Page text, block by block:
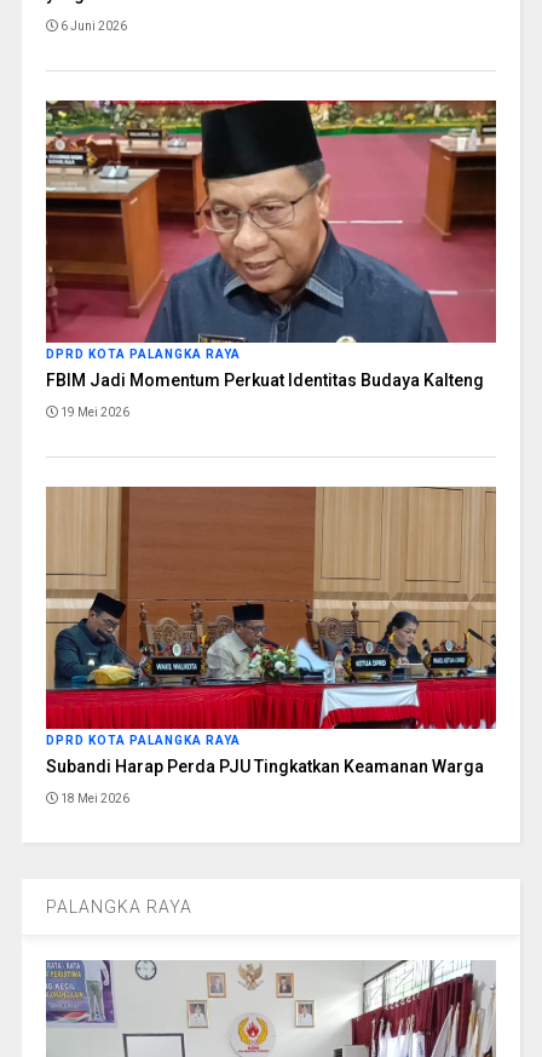
6 Juni 2026
DPRD KOTA PALANGKA RAYA
FBIM Jadi Momentum Perkuat Identitas Budaya Kalteng
19 Mei 2026
DPRD KOTA PALANGKA RAYA
Subandi Harap Perda PJU Tingkatkan Keamanan Warga
18 Mei 2026
PALANGKA RAYA